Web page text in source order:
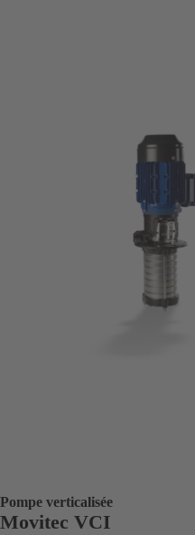
Pompe verticalisée
Movitec VCI